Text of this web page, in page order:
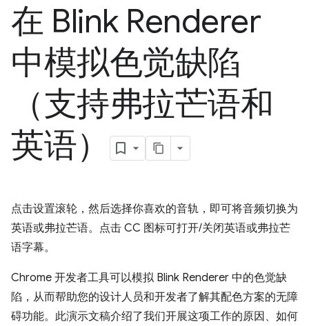
在 Blink Renderer
中模拟色觉缺陷
（支持弗拉芒语和
英语）
点击设置滚轮，然后选择你喜欢的音轨，即可将音频切换为
英语或弗拉芒语。点击 CC 图标可打开/关闭英语或弗拉芒
语字幕。
Chrome 开发者工具可以模拟 Blink Renderer 中的色觉缺
陷，从而帮助您的设计人员和开发者了解其配色方案的无障
碍功能。此演示文稿介绍了我们开展这项工作的原因、如何